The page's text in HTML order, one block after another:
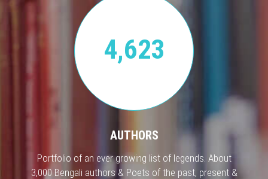
4,623
AUTHORS
Portfolio of an ever growing list of legends. About
3,000 Bengali authors & Poets of the past, present &